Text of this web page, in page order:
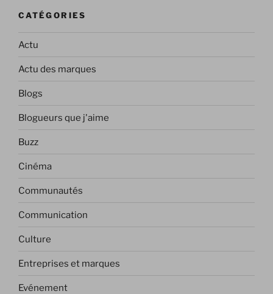
CATÉGORIES
Actu
Actu des marques
Blogs
Blogueurs que j'aime
Buzz
Cinéma
Communautés
Communication
Culture
Entreprises et marques
Evénement